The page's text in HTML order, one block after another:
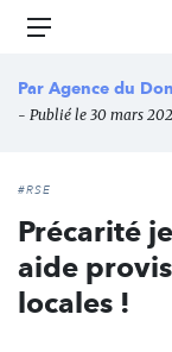
Aller
principal
Menu
Par Agence du
- Publié le 30 mars
#RSE
Précarité
aide
locales !